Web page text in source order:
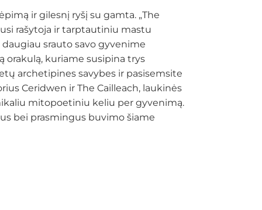
ir gilesnį ryšį su gamta. „The
rašytoja ir tarptautiniu mastu
srauto savo gyvenime
orakulą, kuriame susipina trys
archetipines savybes ir pasisemsite
Ceridwen ir The Cailleach, laukinės
mitopoetiniu keliu per gyvenimą.
bei prasmingus buvimo šiame